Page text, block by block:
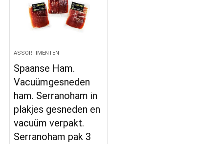
ASSORTIMENTEN
Spaanse Ham.
Vacuümgesneden
ham. Serranoham in
plakjes gesneden en
vacuüm verpakt.
Serranoham pak 3